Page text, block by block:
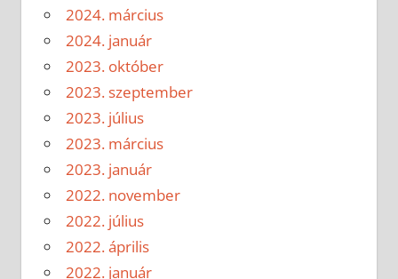
2024. március
2024. január
2023. október
2023. szeptember
2023. július
2023. március
2023. január
2022. november
2022. július
2022. április
2022. január